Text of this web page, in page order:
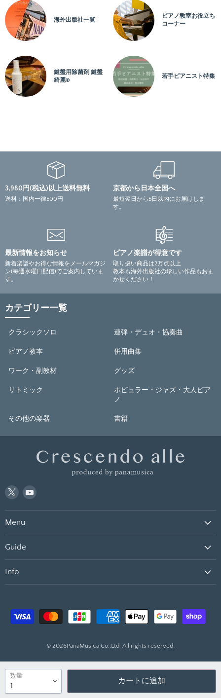
数量
カートに追加
編曲：
校訂者：ホワト
運指研究者：
海外出版社一覧
ピアノ教室お役立ち
コーナー
鍵盤用除菌剤 鍵盤
綺麗®
若手ピアニスト特集
3,980円(税込)以上送料無料
送料：国内一律500円
京都から日本全国へ
最短翌日から5日以内にお届けしま
す。
最新情報をお知らせ
新着楽譜やお得な情報をメールマガジ
ン(毎週水曜日配信)でご案内していま
す。
ピアノ楽譜が得意です
取り扱い商品は2万点以上
教本も海外出版社の珍しい作品もおま
かせください！
カテゴリー一覧
クラシックソロ 連弾・デュオ・協奏曲
ピアノ教本 併用曲集
ワーク・副教材 グッズ
リトミック
ポピュラー・ジャズ・大人ピア
ノ
その他の楽器 書籍
Twitter
見
つ
け
て
YouTube
見
け
Menu
Guide
Info
© 2026PanaMusica Co.,Ltd. All rights reserved.